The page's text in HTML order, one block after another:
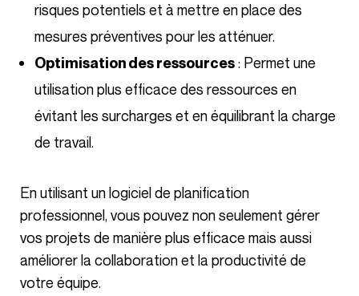
risques potentiels et à mettre en place des
mesures préventives pour les atténuer.
Optimisation des ressources: Permet une
utilisation plus efficace des ressources en
évitant les surcharges et en équilibrant la charge
de travail.
En utilisant un logiciel de planification
professionnel, vous pouvez non seulement gérer
vos projets de manière plus efficace mais aussi
améliorer la collaboration et la productivité de
votre équipe.